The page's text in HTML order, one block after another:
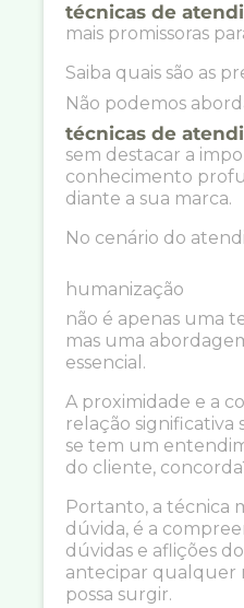
técnicas de
mais promissoras
Saiba quais são as
Não podemos
técnicas de
sem destacar a
conhecimento
diante a sua marca.
No cenário do
humanização
não é apenas uma
mas uma
essencial.
A proximidade e a
relação significativa
se tem um
do cliente,
Portanto, a técnica
dúvida, é a
dúvidas e aflições
antecipar qualquer
possa surgir.